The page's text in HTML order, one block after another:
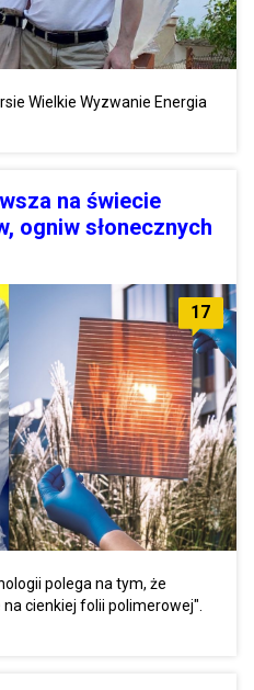
Wielkie Wyzwanie Energia
na świecie
ogniw słonecznych
17
polega na tym, że
cienkiej folii polimerowej".